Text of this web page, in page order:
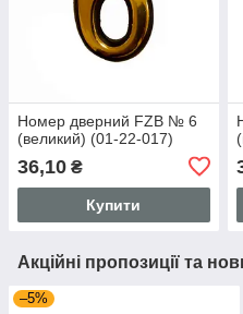
Номер дверний FZB № 6
(великий) (01-22-017)
36,10 ₴
Купити
Акційні пропозиції та
–5%